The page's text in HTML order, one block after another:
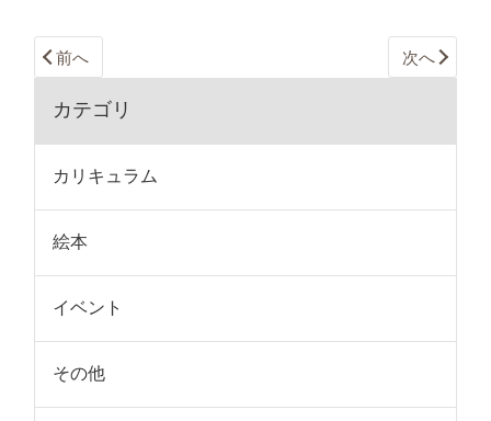
前へ 次へ
カテゴリ
カリキュラム
絵本
イベント
その他